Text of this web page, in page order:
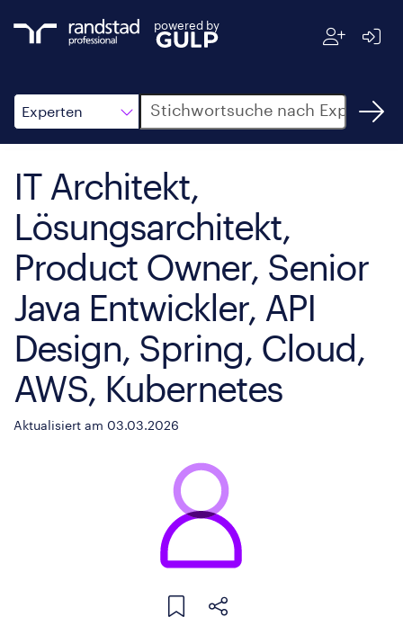
powered by
Experten
Suche
IT Architekt,
Lösungsarchitekt,
Product Owner, Senior
Java Entwickler, API
Design, Spring, Cloud,
AWS, Kubernetes
Aktualisiert am 03.03.2026